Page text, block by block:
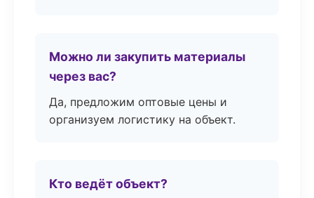
Можно ли закупить материалы
через вас?
Да, предложим оптовые цены и
организуем логистику на объект.
Кто ведёт объект?